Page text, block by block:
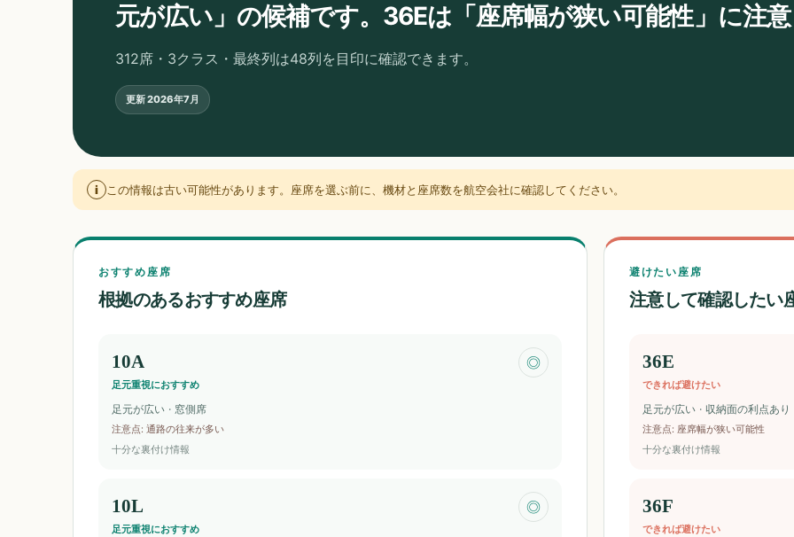
元が広い」の候補です。36Eは「座席幅が狭い可能性」に注
312席・3クラス・最終列は48列を目印に確認できます。
更新2026年7月
i この情報は古い可能性があります。座席を選ぶ前に、機材と座席数を航空会社に確認してください。
おすすめ座席
根拠のあるおすすめ座席
10A
足元重視におすすめ
◎
足元が広い · 窓側席
注意点: 通路の往来が多い
十分な裏付け情報
10L
足元重視におすすめ
◎
避けたい座席
注意して確認したい
36E
できれば避けたい
足元が広い · 収納面の利点あり
注意点: 座席幅が狭い可能性
十分な裏付け情報
36F
できれば避けたい